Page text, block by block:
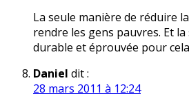
La seule manière de réduire la
rendre les gens pauvres. Et
durable et éprouvée pour
Daniel dit :
28 mars 2011 à 12:24